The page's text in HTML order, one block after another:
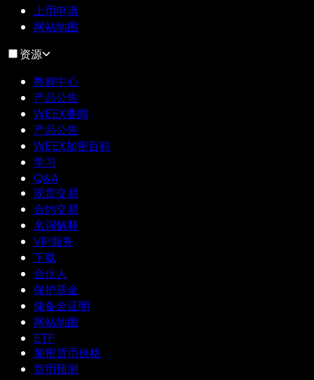
上币申请
网站地图
资源
教程中心
产品公告
WEEX要闻
产品公告
WEEX加密百科
学习
Q&A
现货交易
合约交易
名词解释
VIP服务
下载
合伙人
保护基金
储备金证明
网站地图
ETF
加密货币价格
货币预测